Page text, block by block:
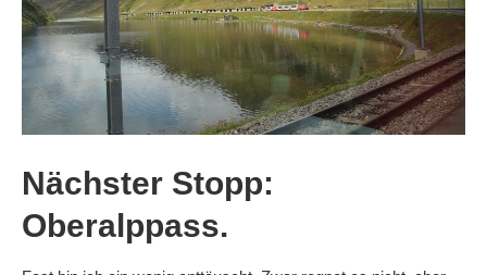
Nächster Stopp:
Oberalppass.